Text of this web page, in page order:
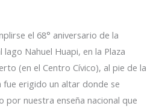
el 68° aniversario de la
Nahuel Huapi, en la Plaza
(en el Centro Cívico), al pie de la
fue erigido un altar donde se
nuestra enseña nacional que